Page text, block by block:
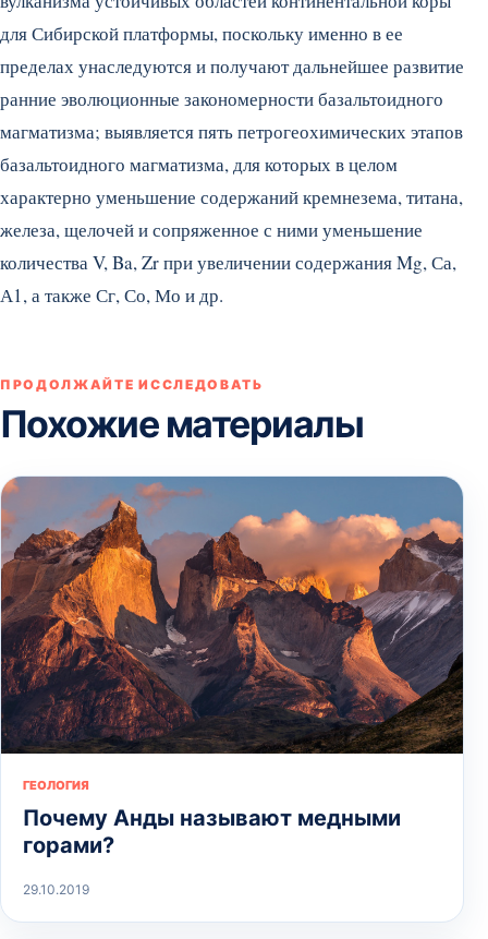
для Сибирской платформы, поскольку именно в ее
пределах унаследуются и получают дальнейшее развитие
ранние эволюционные закономерности базальтоидного
магматизма; выявляется пять петрогеохимических этапов
базальтоидного магматизма, для которых в целом
характерно уменьшение содержаний кремнезема, титана,
железа, щелочей и сопряженное с ними уменьшение
количества V, Ba, Zr при увеличении содержания Mg, Са,
А1, а также Сг, Со, Мо и др.
ПРОДОЛЖАЙТЕ ИССЛЕДОВАТЬ
Похожие материалы
ГЕОЛОГИЯ
Почему Анды называют медными
горами?
29.10.2019